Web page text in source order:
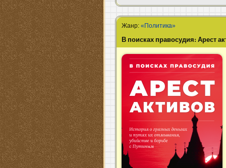
Жанр:«Политика»
В поисках правосудия: Арест